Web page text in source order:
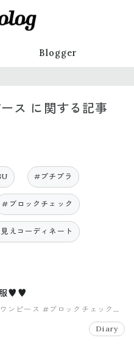
Blogger
ス に関する記事
#プチプラ
#ブロックチェック
えコーディネート
服♥️♥️
ンピース #ブロックチェック
Diary